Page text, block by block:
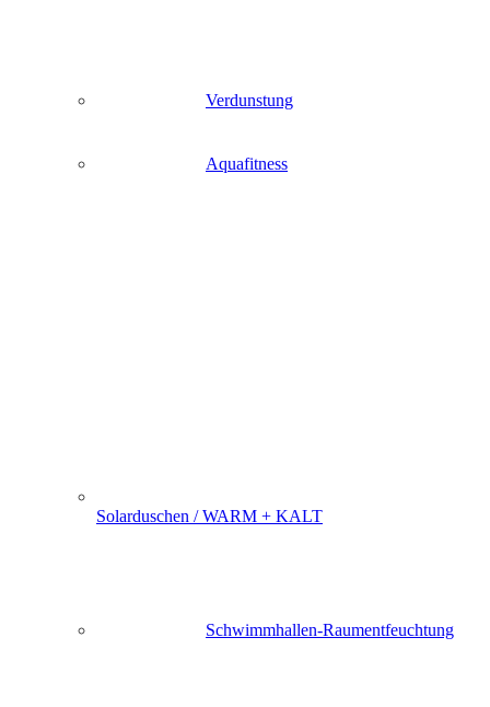
Verdunstung
Aquafitness
Solarduschen / WARM + KALT
Schwimmhallen-Raumentfeuchtung